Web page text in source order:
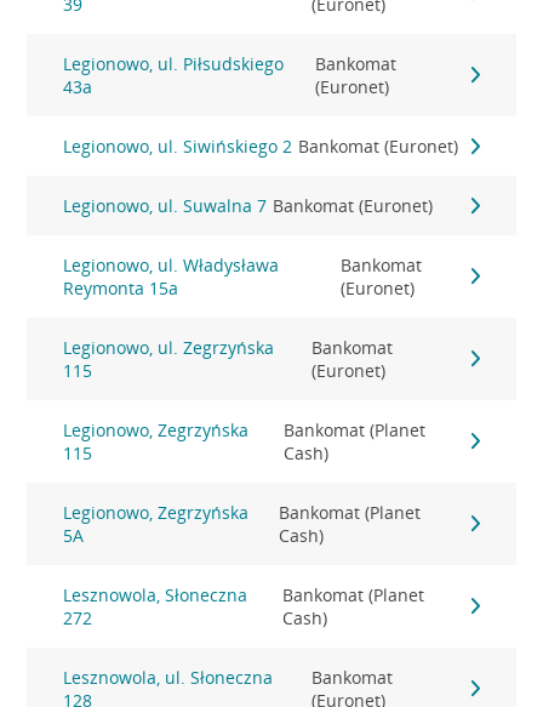
Legionowo, ul. Piłsudskiego
43a
Bankomat
(Euronet)
Legionowo, ul. Siwińskiego 2 Bankomat (Euronet)
Legionowo, ul. Suwalna 7 Bankomat (Euronet)
Legionowo, ul. Władysława
Reymonta 15a
Bankomat
(Euronet)
Legionowo, ul. Zegrzyńska
115
Bankomat
(Euronet)
Legionowo, Zegrzyńska
115
Bankomat (Planet
Cash)
Legionowo, Zegrzyńska
5A
Bankomat (Planet
Cash)
Lesznowola, Słoneczna
272
Bankomat (Planet
Cash)
Lesznowola, ul. Słoneczna
128
Bankomat
(Euronet)